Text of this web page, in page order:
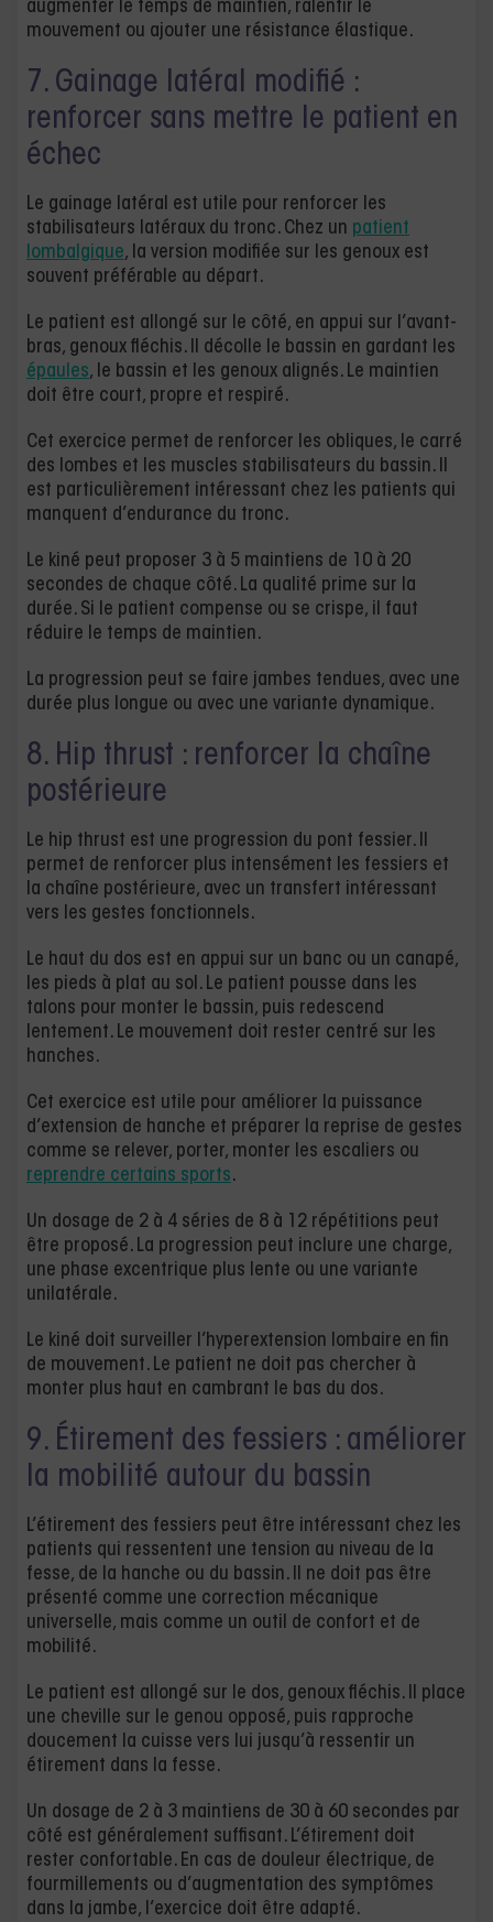
augmenter le temps de maintien, ralentir le
mouvement ou ajouter une résistance élastique.
7. Gainage latéral modifié :
renforcer sans mettre le patient en
échec
Le gainage latéral est utile pour renforcer les
stabilisateurs latéraux du tronc. Chez un patient
lombalgique, la version modifiée sur les genoux est
souvent préférable au départ.
Le patient est allongé sur le côté, en appui sur l’avant-
bras, genoux fléchis. Il décolle le bassin en gardant les
épaules, le bassin et les genoux alignés. Le maintien
doit être court, propre et respiré.
Cet exercice permet de renforcer les obliques, le carré
des lombes et les muscles stabilisateurs du bassin. Il
est particulièrement intéressant chez les patients qui
manquent d’endurance du tronc.
Le kiné peut proposer 3 à 5 maintiens de 10 à 20
secondes de chaque côté. La qualité prime sur la
durée. Si le patient compense ou se crispe, il faut
réduire le temps de maintien.
La progression peut se faire jambes tendues, avec une
durée plus longue ou avec une variante dynamique.
8. Hip thrust : renforcer la chaîne
postérieure
Le hip thrust est une progression du pont fessier. Il
permet de renforcer plus intensément les fessiers et
la chaîne postérieure, avec un transfert intéressant
vers les gestes fonctionnels.
Le haut du dos est en appui sur un banc ou un canapé,
les pieds à plat au sol. Le patient pousse dans les
talons pour monter le bassin, puis redescend
lentement. Le mouvement doit rester centré sur les
hanches.
Cet exercice est utile pour améliorer la puissance
d’extension de hanche et préparer la reprise de gestes
comme se relever, porter, monter les escaliers ou
reprendre certains sports.
Un dosage de 2 à 4 séries de 8 à 12 répétitions peut
être proposé. La progression peut inclure une charge,
une phase excentrique plus lente ou une variante
unilatérale.
Le kiné doit surveiller l’hyperextension lombaire en fin
de mouvement. Le patient ne doit pas chercher à
monter plus haut en cambrant le bas du dos.
9. Étirement des fessiers : améliorer
la mobilité autour du bassin
L’étirement des fessiers peut être intéressant chez les
patients qui ressentent une tension au niveau de la
fesse, de la hanche ou du bassin. Il ne doit pas être
présenté comme une correction mécanique
universelle, mais comme un outil de confort et de
mobilité.
Le patient est allongé sur le dos, genoux fléchis. Il place
une cheville sur le genou opposé, puis rapproche
doucement la cuisse vers lui jusqu’à ressentir un
étirement dans la fesse.
Un dosage de 2 à 3 maintiens de 30 à 60 secondes par
côté est généralement suffisant. L’étirement doit
rester confortable. En cas de douleur électrique, de
fourmillements ou d’augmentation des symptômes
dans la jambe, l’exercice doit être adapté.